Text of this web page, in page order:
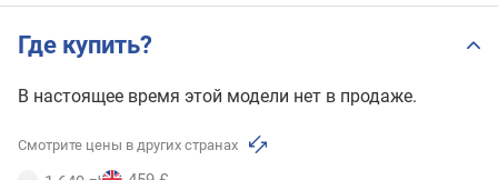
Где купить?
В настоящее время этой модели нет в продаже.
Смотрите цены в других странах